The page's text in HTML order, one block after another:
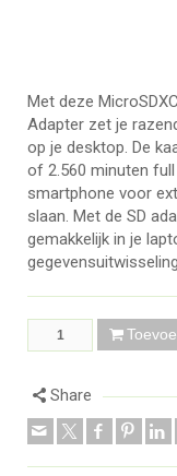
Met deze
Adapter zet je
op je desktop. De
of 2.560 minuten
smartphone voor
slaan. Met de SD
gemakkelijk in je
Share